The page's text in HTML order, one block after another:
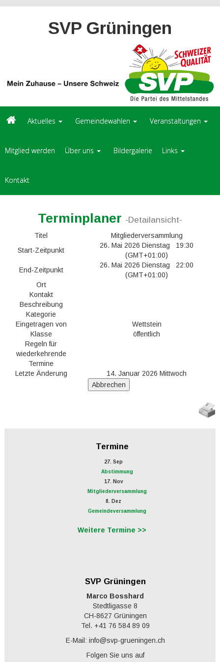
SVP Grüningen
Aktuelles Gemeindewahlen Veranstaltungen
Mitglied werden Über uns Bildergalerie Links
Kontakt
Terminplaner -Detailansicht-
Titel
Mitgliederversammlung
Start-Zeitpunkt
26. Mai 2026 Dienstag 19:30
(GMT+01:00)
End-Zeitpunkt
26. Mai 2026 Dienstag 22:00
(GMT+01:00)
Ort
Kontakt
Beschreibung
Kategorie
Eingetragen von
Wettstein
Klasse
öffentlich
Regeln für
wiederkehrende
Termine
Letzte Änderung
14. Januar 2026 Mittwoch
Termine
27. Sep
Abstimmung
17. Nov
Mitgliederversammlung
8. Dez
Gemeindeversammlung
Weitere Termine >>
SVP Grüningen
Marco Bosshard
Stedtligasse 8
CH-8627 Grüningen
Tel. +41 76 584 89 09
E-Mail: info@svp-grueningen.ch
Folgen Sie uns auf